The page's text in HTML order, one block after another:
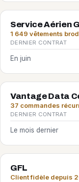
Service Aérien
1 649 vêtements
DERNIER CONTRAT
En juin
Vantage Data
37 commandes
DERNIER CONTRAT
Le mois dernier
GFL
Client fidèle depuis